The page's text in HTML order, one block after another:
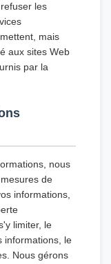
les
mais
aux sites Web
par la
nous
de
informations,
limiter, le
informations, le
Nous gérons